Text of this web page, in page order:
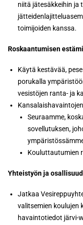
niitä jätesäkkeihin ja
toimijoiden kanssa.
Roskaantumisen
Käytä kestävää,
porukalla
vesistöjen ranta- ja
Seuraamme,
sovellutuksen,
Kouluttautumien
Yhteistyön ja
Jatkaa
valitsemien koulujen
havaintotiedot järvi-